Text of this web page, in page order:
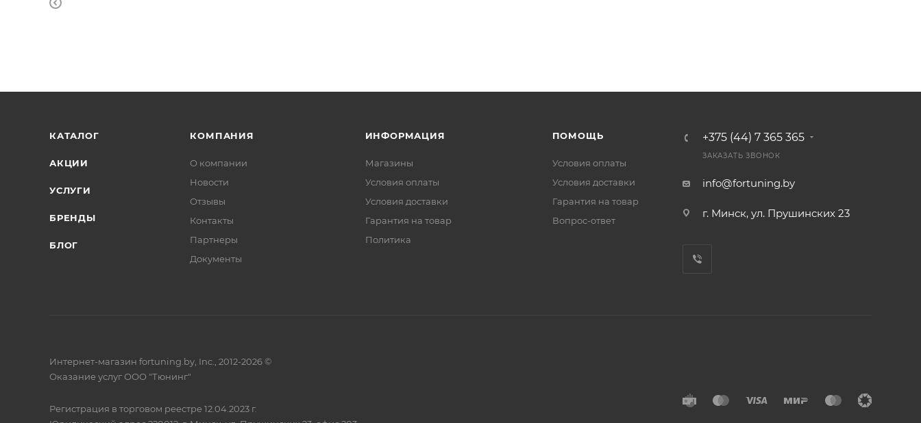
КАТАЛОГ
АКЦИИ
УСЛУГИ
БРЕНДЫ
БЛОГ
КОМПАНИЯ
О компании
Новости
Отзывы
Контакты
Партнеры
Документы
ИНФОРМАЦИЯ
Магазины
Условия оплаты
Условия доставки
Гарантия на товар
Политика
ПОМОЩЬ
Условия оплаты
Условия доставки
Гарантия на товар
Вопрос-ответ
+375 (44) 7 365 365
ЗАКАЗАТЬ ЗВОНОК
info@fortuning.by
г. Минск, ул. Прушинских 23
Интернет-магазин fortuning.by, Inc., 2012-2026 ©
Оказание услуг ООО "Тюнинг"
Регистрация в торговом реестре 12.04.2023 г.